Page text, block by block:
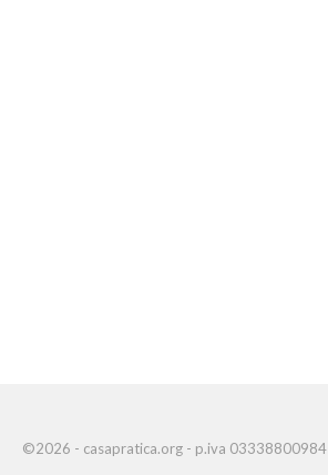
©2026 - casapratica.org - p.iva 03338800984